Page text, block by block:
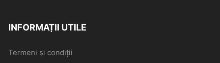
INFORMAȚII UTILE
Termeni și condiții